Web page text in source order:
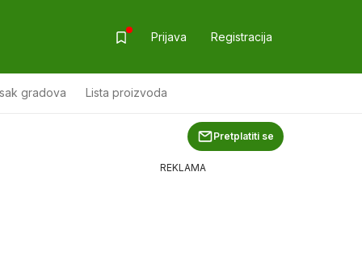
Prijava Registracija
gradova Lista proizvoda
Pretplatiti se
REKLAMA